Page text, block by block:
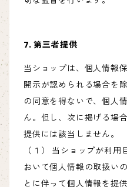
7. 第三者提供
当ショップは、個人情報
開示が認められる場合を
の同意を得ないで、個人
ん。但し、次に掲げる場
提供には該当しません。
（１） 当ショップが利
おいて個人情報の取扱い
とに伴って個人情報を提